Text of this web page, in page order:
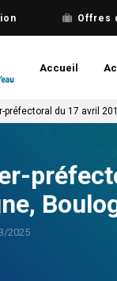
Offres
Accueil
préfectoral du 17 avril
2025